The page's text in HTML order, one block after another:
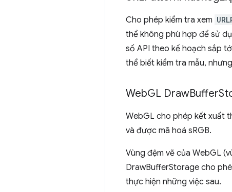
Cho phép kiểm tra xem
thể không phù hợp để sử
số API theo kế hoạch sắp
thể biết kiểm tra mẫu,
WebGL DrawBuffer
WebGL cho phép kết xuất
và được mã hoá sRGB.
Vùng đệm vẽ của WebGL
DrawBufferStorage cho
thực hiện những việc sau.